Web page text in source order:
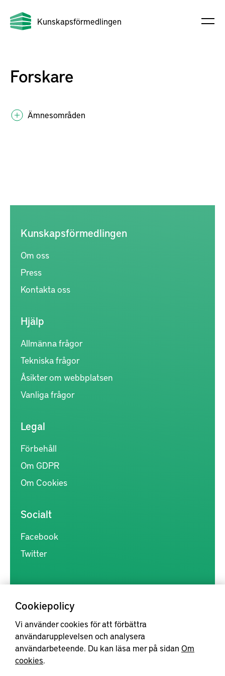
Kunskapsförmedlingen
Forskare
Ämnesområden
Cookiepolicy
Vi använder cookies för att förbättra
användarupplevelsen och analysera
användarbeteende. Du kan läsa mer på sidan Om
cookies.
Kunskapsförmedlingen
Om oss
Press
Kontakta oss
Hjälp
Allmänna frågor
Tekniska frågor
Åsikter om webbplatsen
Vanliga frågor
Legal
Förbehåll
Om GDPR
Om Cookies
Socialt
Facebook
Twitter
Kunskapsförmedlingen är en samlingsplats för svensk forskning
inom produkt- och produktionsutveckling, med syftet att göra
forskningsresultat mer tillgängliga för industrin, samt att stärka
samverkan mellan högskolor, institut och näringsliv.